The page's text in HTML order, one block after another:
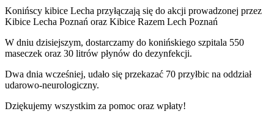
Konińscy kibice Lecha przyłączają się do akcji prowadzonej przez
Kibice Lecha Poznań oraz Kibice Razem Lech Poznań
W dniu dzisiejszym, dostarczamy do konińskiego szpitala 550
maseczek oraz 30 litrów płynów do dezynfekcji.
Dwa dnia wcześniej, udało się przekazać 70 przyłbic na oddział
udarowo-neurologiczny.
Dziękujemy wszystkim za pomoc oraz wpłaty!